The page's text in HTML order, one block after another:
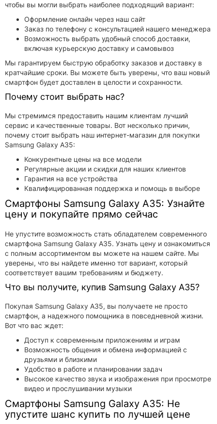
чтобы вы могли выбрать наиболее подходящий вариант:
Оформление онлайн через наш сайт
Заказ по телефону с консультацией нашего менеджера
Возможность выбрать удобный способ доставки,
включая курьерскую доставку и самовывоз
Мы гарантируем быструю обработку заказов и доставку в
кратчайшие сроки. Вы можете быть уверены, что ваш новый
смартфон будет доставлен в целости и сохранности.
Почему стоит выбрать нас?
Мы стремимся предоставить нашим клиентам лучший
сервис и качественные товары. Вот несколько причин,
почему стоит выбрать наш интернет-магазин для покупки
Samsung Galaxy A35:
Конкурентные цены на все модели
Регулярные акции и скидки для наших клиентов
Гарантия на все устройства
Квалифицированная поддержка и помощь в выборе
Смартфоны Samsung Galaxy A35: Узнайте
цену и покупайте прямо сейчас
Не упустите возможность стать обладателем современного
смартфона Samsung Galaxy A35. Узнать цену и ознакомиться
с полным ассортиментом вы можете на нашем сайте. Мы
уверены, что вы найдете именно тот вариант, который
соответствует вашим требованиям и бюджету.
Что вы получите, купив Samsung Galaxy A35?
Покупая Samsung Galaxy A35, вы получаете не просто
смартфон, а надежного помощника в повседневной жизни.
Вот что вас ждет:
Доступ к современным приложениям и играм
Возможность общения и обмена информацией с
друзьями и близкими
Удобство в работе и планировании задач
Высокое качество звука и изображения при просмотре
видео и прослушивании музыки
Смартфоны Samsung Galaxy A35: Не
упустите шанс купить по лучшей цене